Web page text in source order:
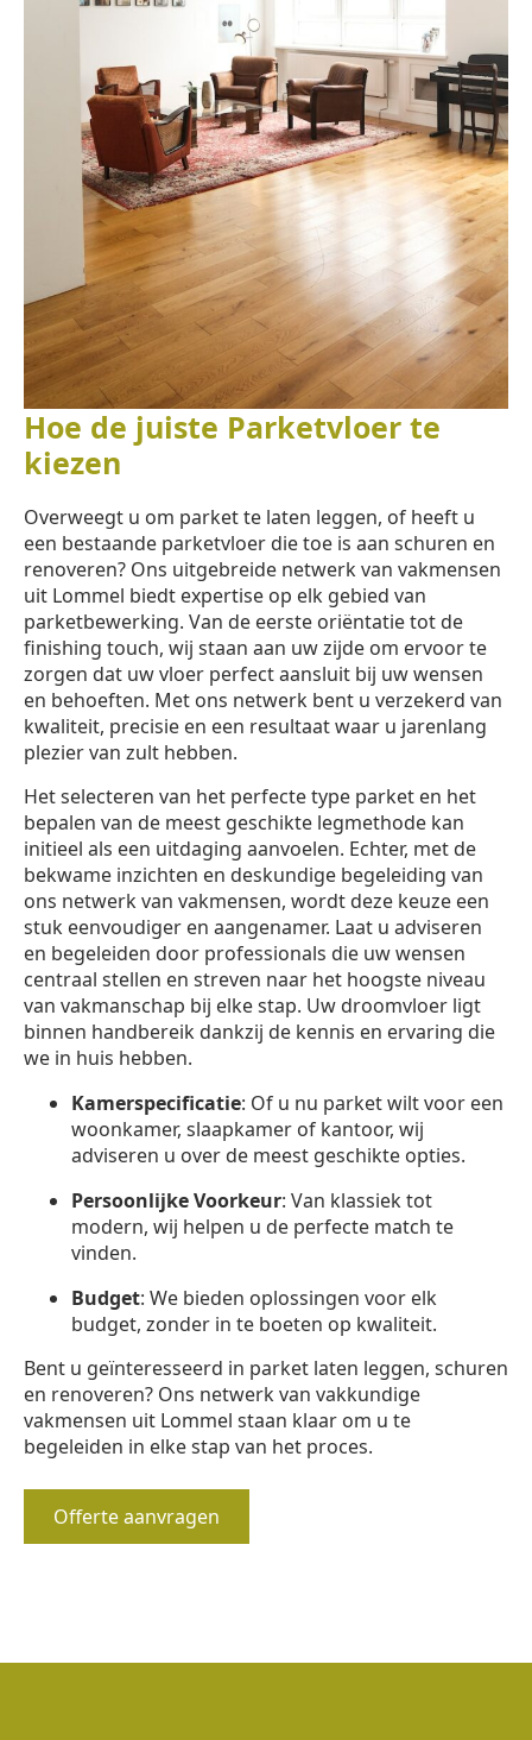
Hoe de juiste Parketvloer te
kiezen
Overweegt u om parket te laten leggen, of heeft u
een bestaande parketvloer die toe is aan schuren en
renoveren? Ons uitgebreide netwerk van vakmensen
uit Lommel biedt expertise op elk gebied van
parketbewerking. Van de eerste oriëntatie tot de
finishing touch, wij staan aan uw zijde om ervoor te
zorgen dat uw vloer perfect aansluit bij uw wensen
en behoeften. Met ons netwerk bent u verzekerd van
kwaliteit, precisie en een resultaat waar u jarenlang
plezier van zult hebben.
Het selecteren van het perfecte type parket en het
bepalen van de meest geschikte legmethode kan
initieel als een uitdaging aanvoelen. Echter, met de
bekwame inzichten en deskundige begeleiding van
ons netwerk van vakmensen, wordt deze keuze een
stuk eenvoudiger en aangenamer. Laat u adviseren
en begeleiden door professionals die uw wensen
centraal stellen en streven naar het hoogste niveau
van vakmanschap bij elke stap. Uw droomvloer ligt
binnen handbereik dankzij de kennis en ervaring die
we in huis hebben.
Kamerspecificatie: Of u nu parket wilt voor een
woonkamer, slaapkamer of kantoor, wij
adviseren u over de meest geschikte opties.
Persoonlijke Voorkeur: Van klassiek tot
modern, wij helpen u de perfecte match te
vinden.
Budget: We bieden oplossingen voor elk
budget, zonder in te boeten op kwaliteit.
Bent u geïnteresseerd in parket laten leggen, schuren
en renoveren? Ons netwerk van vakkundige
vakmensen uit Lommel staan klaar om u te
begeleiden in elke stap van het proces.
Offerte aanvragen